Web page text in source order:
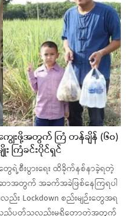
ေးဖို့အတွက် ကြံ တန်ချိန် (၆၀)
ကြံခင်းပိုင်ရှင်
ေရဲ့စီးပွားရေး ထိခိုက်နစ်နာခဲ့ရတဲ့
ာအတွက် အခက်အခဲဖြစ်နေကြရပါ
ည်း Lockdown စည်းမျဉ်းတွေအရ
လည်ပတ်သူလည်းမရှိတော့တဲ့အတွက်